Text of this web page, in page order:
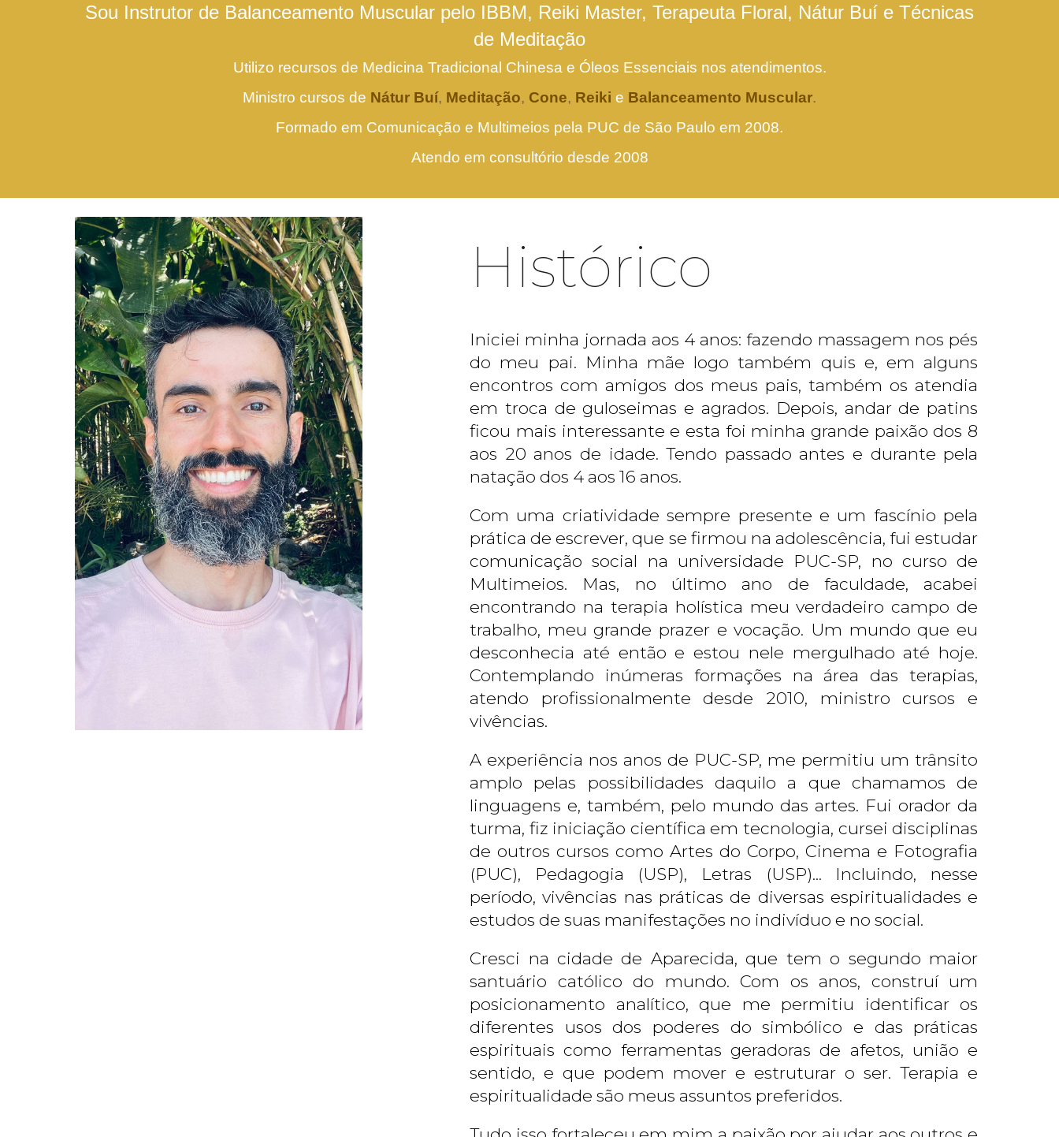
Sou Instrutor de Balanceamento Muscular pelo IBBM, Reiki Master, Terapeuta Floral, Nátur Buí e Técnicas
de Meditação
Utilizo recursos de Medicina Tradicional Chinesa e Óleos Essenciais nos atendimentos.
Ministro cursos de Nátur Buí, Meditação, Cone, Reiki e Balanceamento Muscular.
Formado em Comunicação e Multimeios pela PUC de São Paulo em 2008.
Atendo em consultório desde 2008
Histórico
Iniciei minha jornada aos 4 anos: fazendo massagem nos pés
do meu pai. Minha mãe logo também quis e, em alguns
encontros com amigos dos meus pais, também os atendia
em troca de guloseimas e agrados. Depois, andar de patins
ficou mais interessante e esta foi minha grande paixão dos 8
aos 20 anos de idade. Tendo passado antes e durante pela
natação dos 4 aos 16 anos.
Com uma criatividade sempre presente e um fascínio pela
prática de escrever, que se firmou na adolescência, fui estudar
comunicação social na universidade PUC-SP, no curso de
Multimeios. Mas, no último ano de faculdade, acabei
encontrando na terapia holística meu verdadeiro campo de
trabalho, meu grande prazer e vocação. Um mundo que eu
desconhecia até então e estou nele mergulhado até hoje.
Contemplando inúmeras formações na área das terapias,
atendo profissionalmente desde 2010, ministro cursos e
vivências.
A experiência nos anos de PUC-SP, me permitiu um trânsito
amplo pelas possibilidades daquilo a que chamamos de
linguagens e, também, pelo mundo das artes. Fui orador da
turma, fiz iniciação científica em tecnologia, cursei disciplinas
de outros cursos como Artes do Corpo, Cinema e Fotografia
(PUC), Pedagogia (USP), Letras (USP)... Incluindo, nesse
período, vivências nas práticas de diversas espiritualidades e
estudos de suas manifestações no indivíduo e no social.
Cresci na cidade de Aparecida, que tem o segundo maior
santuário católico do mundo. Com os anos, construí um
posicionamento analítico, que me permitiu identificar os
diferentes usos dos poderes do simbólico e das práticas
espirituais como ferramentas geradoras de afetos, união e
sentido, e que podem mover e estruturar o ser. Terapia e
espiritualidade são meus assuntos preferidos.